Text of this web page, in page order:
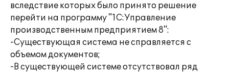
вследствие которых было принято решение
перейти на программу "1С:Управление
производственным предприятием 8":
-Существующая система не справляется с
объемом документов;
-В существующей системе отсутствовал ряд